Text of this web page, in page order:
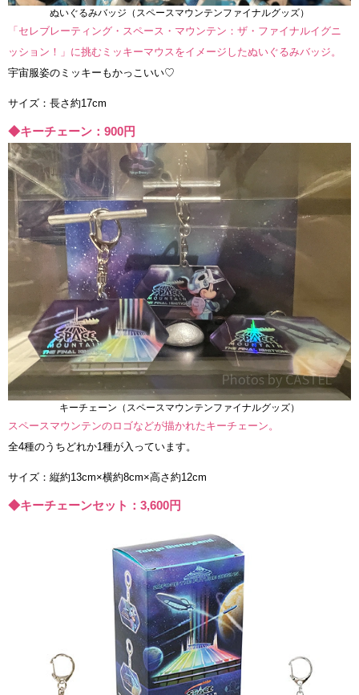
ぬいぐるみバッジ（スペースマウンテンファイナルグッズ）
「セレブレーティング・スペース・マウンテン：ザ・ファイナルイグニ
ッション！」に挑むミッキーマウスをイメージしたぬいぐるみバッジ。
宇宙服姿のミッキーもかっこいい♡
サイズ：長さ約17cm
◆キーチェーン：900円
キーチェーン（スペースマウンテンファイナルグッズ）
スペースマウンテンのロゴなどが描かれたキーチェーン。
全4種のうちどれか1種が入っています。
サイズ：縦約13cm×横約8cm×高さ約12cm
◆キーチェーンセット：3,600円